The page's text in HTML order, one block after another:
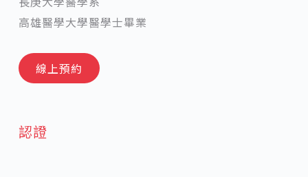
高雄醫學大學醫學士畢業
線上預約
認證